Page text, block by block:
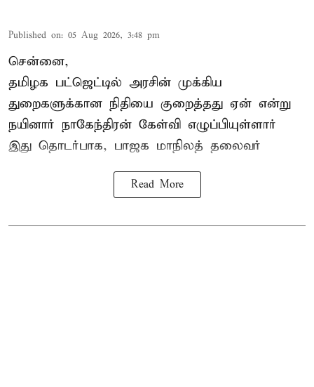
Published on: 05 Aug 2026, 3:48 pm
சென்னை,
தமிழக பட்ஜெட்டில் அரசின் முக்கிய
துறைகளுக்கான நிதியை குறைத்தது ஏன் என்று
நயினார் நாகேந்திரன் கேள்வி எழுப்பியுள்ளார்
இது தொடர்பாக, பாஜக மாநிலத் தலைவர்
Read More